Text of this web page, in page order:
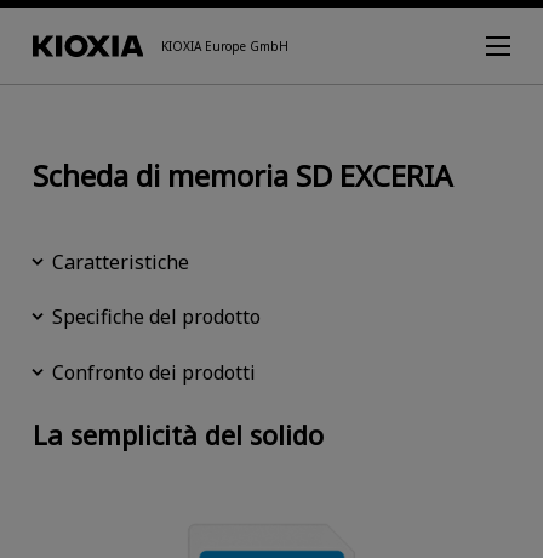
KIOXIA Europe GmbH
Scheda di memoria SD EXCERIA
Caratteristiche
Specifiche del prodotto
Confronto dei prodotti
La semplicità del solido